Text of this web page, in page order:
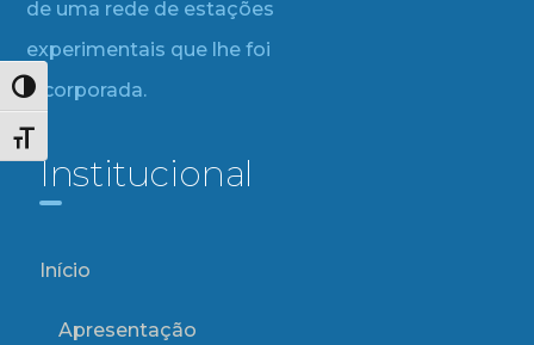
Alternar alto contraste
Alternar tamanho da fonte
de uma rede de estações
experimentais que lhe foi
incorporada.
Institucional
Início
Apresentação